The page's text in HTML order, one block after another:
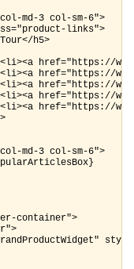
col-sm-6">
links">
tour/
tour/live-
tour/
tour/
tour/
col-sm-6">
style="display:inline-